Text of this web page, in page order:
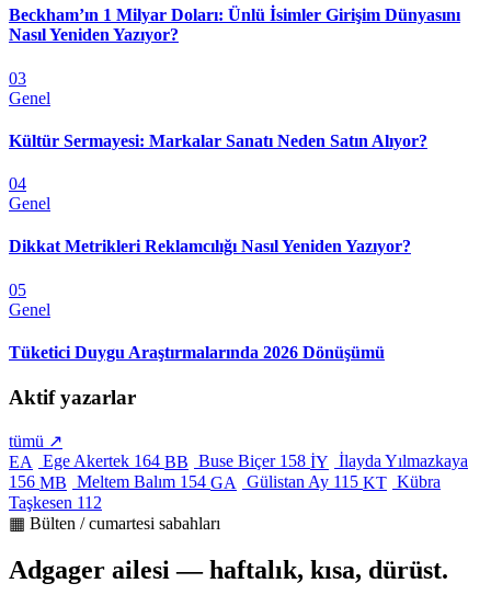
Beckham’ın 1 Milyar Doları: Ünlü İsimler Girişim Dünyasını
Nasıl Yeniden Yazıyor?
03
Genel
Kültür Sermayesi: Markalar Sanatı Neden Satın Alıyor?
04
Genel
Dikkat Metrikleri Reklamcılığı Nasıl Yeniden Yazıyor?
05
Genel
Tüketici Duygu Araştırmalarında 2026 Dönüşümü
Aktif yazarlar
tümü ↗
EA
Ege Akertek 164 BB Buse Biçer 158 İY İlayda Yılmazkaya
156 MB Meltem Balım 154 GA Gülistan Ay 115 KT Kübra
Taşkesen 112
▦ Bülten / cumartesi sabahları
Adgager ailesi — haftalık, kısa, dürüst.